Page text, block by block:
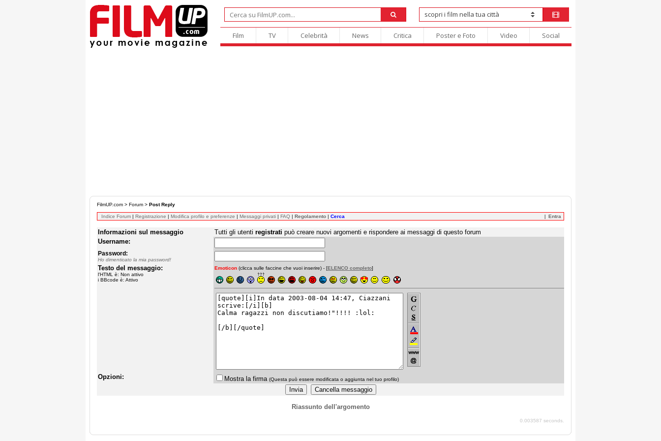
Film TV Celebrità News Critica Poster e Foto Video Social
FilmUP.com > Forum > Post Reply
Indice Forum | Registrazione | Modifica profilo e preferenze | Messaggi privati | FAQ | Regolamento | Cerca Entra
Informazioni sul messaggio Tutti gli utenti registrati può creare nuovi argomenti e rispondere ai messaggi di questo forum
Username:
Password:
Ho dimenticato la mia password!
Testo del messaggio:
l'HTML è: Non attivo
i BBcode è: Attivo
Emoticon (clicca sulle faccine che vuoi inserire) - [ELENCO completo]
Opzioni: Mostra la firma (Questa può essere modificata o aggiunta nel tuo profilo)
Riassunto dell'argomento
0.003587 seconds.